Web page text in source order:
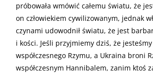
próbowała wmówić całemu światu, że
on człowiekiem cywilizowanym, jednak
czynami udowodnił światu, że jest
i kości. Jeśli przyjmiemy dziś, że
współczesnego Rzymu, a Ukraina broni
współczesnym Hannibalem, zanim ktoś